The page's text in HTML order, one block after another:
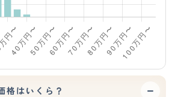
格はいくら？